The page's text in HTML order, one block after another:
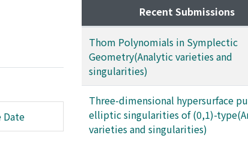
Date
Recent Submissions
Thom Polynomials in Symplectic
Geometry(Analytic varieties and
singularities)
Three-dimensional hypersurface
elliptic singularities of (0,1)-
varieties and singularities)